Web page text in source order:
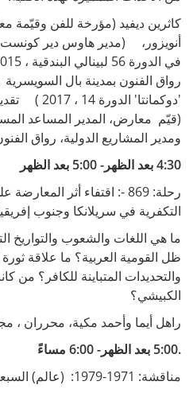
كاثرين ديفيد (مؤرخة للفن وقيّمة
أنويزور، (مدير هاوس دير كونست
رواق الفنون بمدينة بال
'دوكمانتا'
(قيّم معارض، المدير المساعد
ومدير المشاريع الدولية، رواق
4:30 بعد الظهر- 5:00 بعد الظهر
رحلة: 869 -: اقتفاء أثر
التكفرية في سريلانكا وجنوب
ما هي اللغات والشعوب
ظل القومية العربية؟ ما علاقة
والتحديدات المتباينة للكافر؟ من
الكبيشي؟
راهل أيما وأحمد مكية، محرران ،
.5:00 بعد الظهر- 6:00 مساءً
مناقشة: 1971-1979: (عالم) السبعينات القصيرة